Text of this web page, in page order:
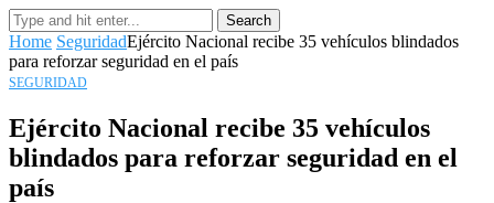
Search
Home SeguridadEjército Nacional recibe 35 vehículos blindados
para reforzar seguridad en el país
SEGURIDAD
Ejército Nacional recibe 35 vehículos
blindados para reforzar seguridad en el
país